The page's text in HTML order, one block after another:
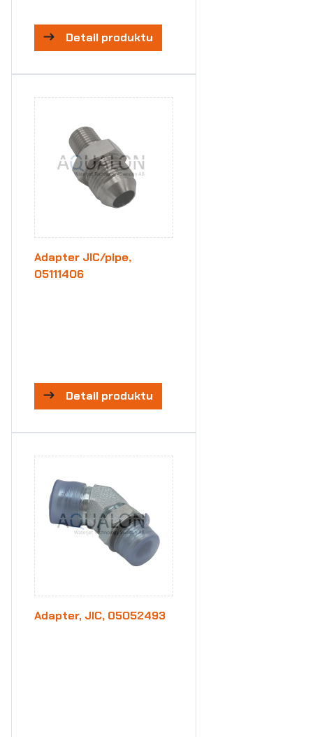
Detail produktu
Adapter JIC/pipe,
05111406
Detail produktu
Adapter, JIC, 05052493